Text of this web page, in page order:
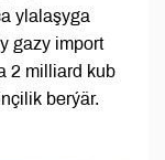
ylalaşyga
gazy import
2 milliard kub
berýär.